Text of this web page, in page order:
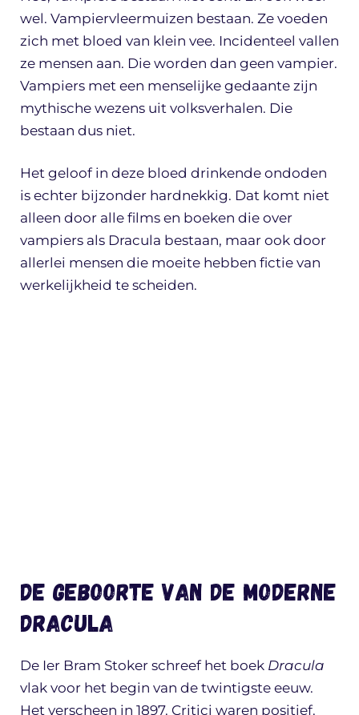
wel. Vampiervleermuizen bestaan. Ze voeden
zich met bloed van klein vee. Incidenteel vallen
ze mensen aan. Die worden dan geen vampier.
Vampiers met een menselijke gedaante zijn
mythische wezens uit volksverhalen. Die
bestaan dus niet.
Het geloof in deze bloed drinkende ondoden
is echter bijzonder hardnekkig. Dat komt niet
alleen door alle films en boeken die over
vampiers als Dracula bestaan, maar ook door
allerlei mensen die moeite hebben fictie van
werkelijkheid te scheiden.
De geboorte van de moderne
Dracula
De Ier Bram Stoker schreef het boek Dracula
vlak voor het begin van de twintigste eeuw.
Het verscheen in 1897. Critici waren positief.